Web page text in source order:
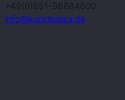
+49(0)851-96684600
info@kunstplaza.de